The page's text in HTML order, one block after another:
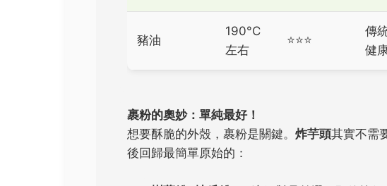
豬油
190°C
左右
⭐️⭐️⭐️
傳
健
裹粉的奧妙：單純最好！
想要酥脆的外殼，裹粉是關鍵。 炸芋頭其實不需
後回歸最簡單原始的：